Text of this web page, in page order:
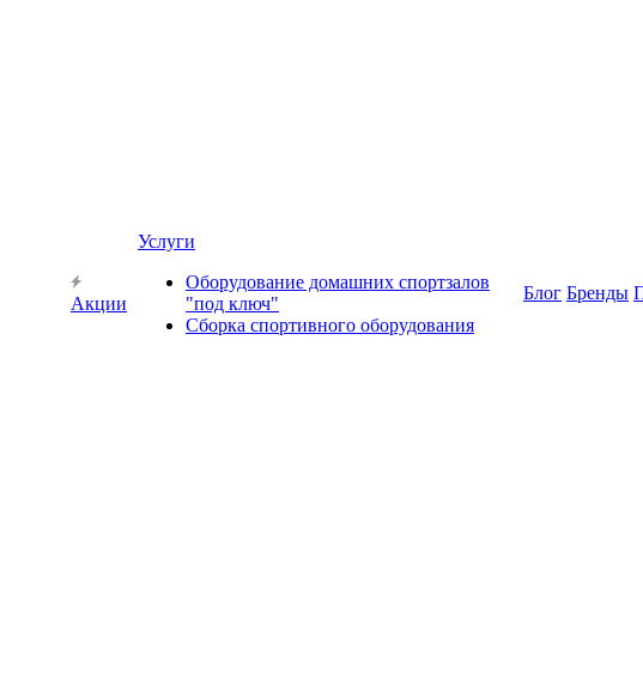
Акции
Услуги
Оборудование домашних спортзалов
"под ключ"
Сборка спортивного оборудования
Блог Бренды